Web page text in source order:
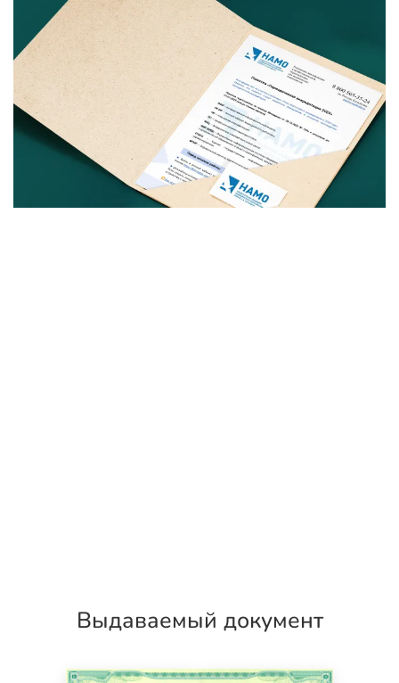
Выдаваемый документ